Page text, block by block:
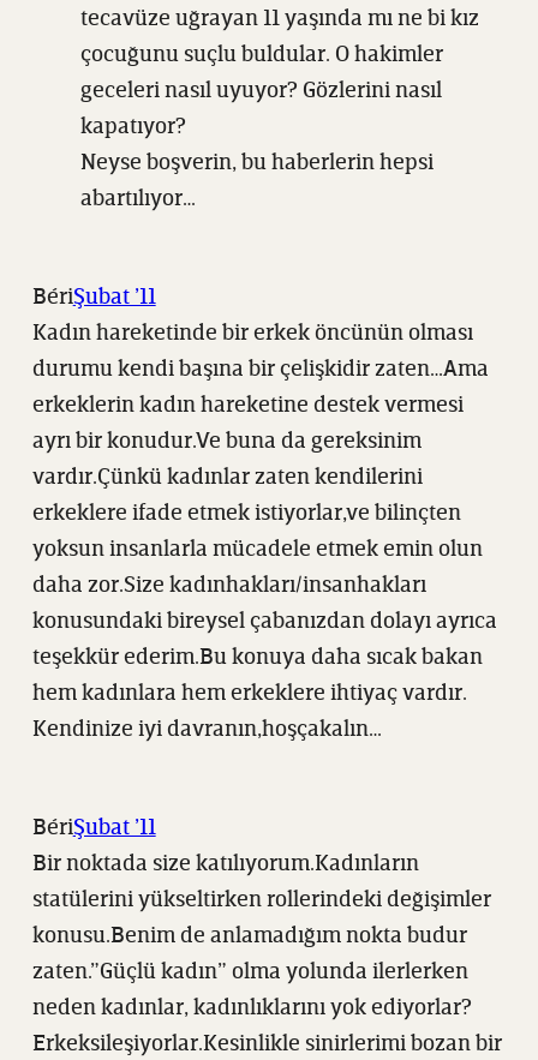
tecavüze uğrayan 11 yaşında mı ne bi kız
çocuğunu suçlu buldular. O hakimler
geceleri nasıl uyuyor? Gözlerini nasıl
kapatıyor?
Neyse boşverin, bu haberlerin hepsi
abartılıyor…
BériŞubat ’11
Kadın hareketinde bir erkek öncünün olması
durumu kendi başına bir çelişkidir zaten…Ama
erkeklerin kadın hareketine destek vermesi
ayrı bir konudur.Ve buna da gereksinim
vardır.Çünkü kadınlar zaten kendilerini
erkeklere ifade etmek istiyorlar,ve bilinçten
yoksun insanlarla mücadele etmek emin olun
daha zor.Size kadınhakları/insanhakları
konusundaki bireysel çabanızdan dolayı ayrıca
teşekkür ederim.Bu konuya daha sıcak bakan
hem kadınlara hem erkeklere ihtiyaç vardır.
Kendinize iyi davranın,hoşçakalın…
BériŞubat ’11
Bir noktada size katılıyorum.Kadınların
statülerini yükseltirken rollerindeki değişimler
konusu.Benim de anlamadığım nokta budur
zaten.”Güçlü kadın” olma yolunda ilerlerken
neden kadınlar, kadınlıklarını yok ediyorlar?
Erkeksileşiyorlar.Kesinlikle sinirlerimi bozan bir